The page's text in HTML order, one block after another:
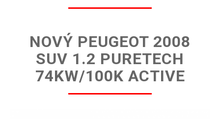
NOVÝ PEUGEOT 2008
SUV 1.2 PURETECH
74KW/100K ACTIVE